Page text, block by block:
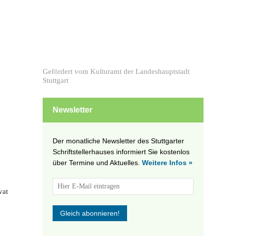
Gefördert vom Kulturamt der Landeshauptstadt
Stuttgart
Newsletter
Der monatliche Newsletter des Stuttgarter
Schriftstellerhauses informiert Sie kostenlos
über Termine und Aktuelles. Weitere Infos »